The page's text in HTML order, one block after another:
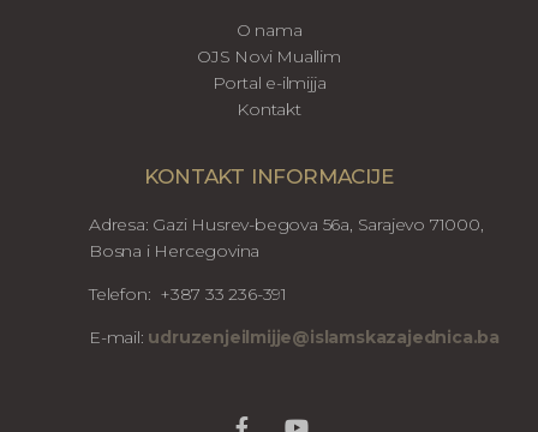
O nama
OJS Novi Muallim
Portal e-ilmijja
Kontakt
KONTAKT INFORMACIJE
Adresa: Gazi Husrev-begova 56a, Sarajevo 71000,
Bosna i Hercegovina
Telefon: +387 33 236-391
E-mail: udruzenjeilmijje@islamskazajednica.ba